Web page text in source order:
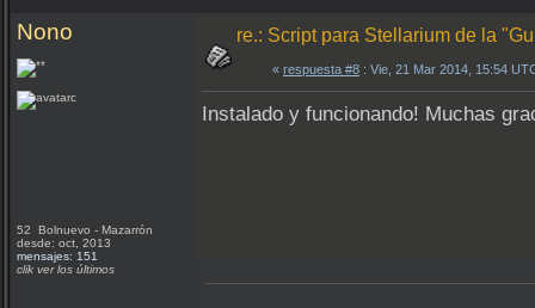
Nono
52 Bolnuevo - Mazarrón
desde: oct, 2013
mensajes: 151
clik ver los últimos
re.: Script para Stellarium de la
« respuesta #8 : Vie, 21 Mar 2014, 15:54
Instalado y funcionando! Muchas